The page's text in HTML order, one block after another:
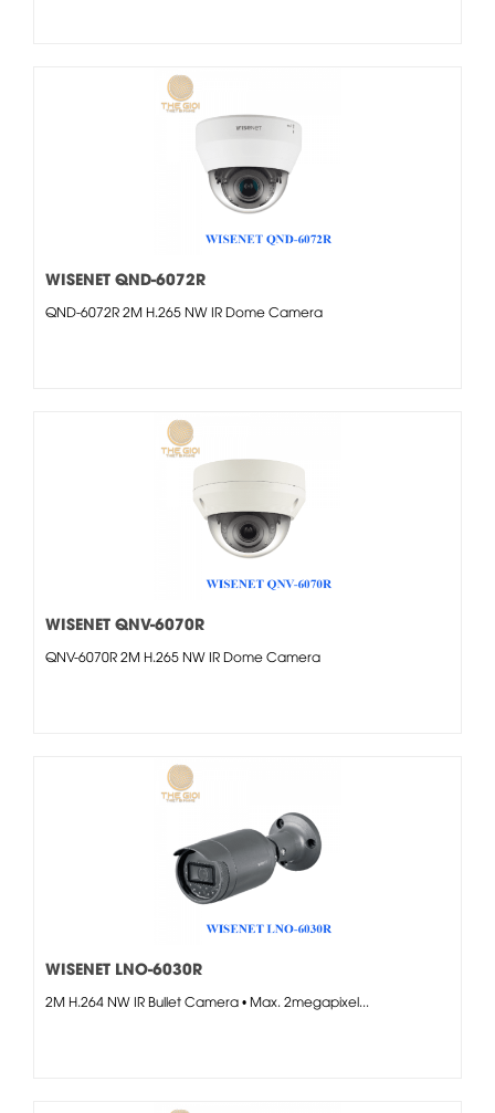
WISENET QND-6072R
QND-6072R 2M H.265 NW IR Dome Camera
WISENET QNV-6070R
QNV-6070R 2M H.265 NW IR Dome Camera
WISENET LNO-6030R
2M H.264 NW IR Bullet Camera • Max. 2megapixel...